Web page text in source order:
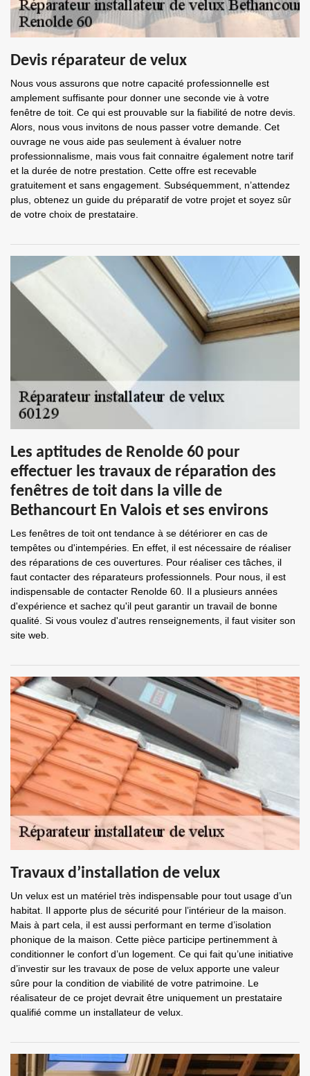
Devis réparateur de velux
Nous vous assurons que notre capacité professionnelle est
amplement suffisante pour donner une seconde vie à votre
fenêtre de toit. Ce qui est prouvable sur la fiabilité de notre devis.
Alors, nous vous invitons de nous passer votre demande. Cet
ouvrage ne vous aide pas seulement à évaluer notre
professionnalisme, mais vous fait connaitre également notre tarif
et la durée de notre prestation. Cette offre est recevable
gratuitement et sans engagement. Subséquemment, n’attendez
plus, obtenez un guide du préparatif de votre projet et soyez sûr
de votre choix de prestataire.
Les aptitudes de Renolde 60 pour
effectuer les travaux de réparation des
fenêtres de toit dans la ville de
Bethancourt En Valois et ses environs
Les fenêtres de toit ont tendance à se détériorer en cas de
tempêtes ou d'intempéries. En effet, il est nécessaire de réaliser
des réparations de ces ouvertures. Pour réaliser ces tâches, il
faut contacter des réparateurs professionnels. Pour nous, il est
indispensable de contacter Renolde 60. Il a plusieurs années
d'expérience et sachez qu'il peut garantir un travail de bonne
qualité. Si vous voulez d'autres renseignements, il faut visiter son
site web.
Travaux d’installation de velux
Un velux est un matériel très indispensable pour tout usage d’un
habitat. Il apporte plus de sécurité pour l’intérieur de la maison.
Mais à part cela, il est aussi performant en terme d’isolation
phonique de la maison. Cette pièce participe pertinemment à
conditionner le confort d’un logement. Ce qui fait qu’une initiative
d’investir sur les travaux de pose de velux apporte une valeur
sûre pour la condition de viabilité de votre patrimoine. Le
réalisateur de ce projet devrait être uniquement un prestataire
qualifié comme un installateur de velux.